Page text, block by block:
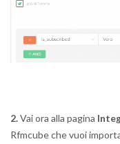
2.Vai ora alla pagina
Rfmcube che vuoi